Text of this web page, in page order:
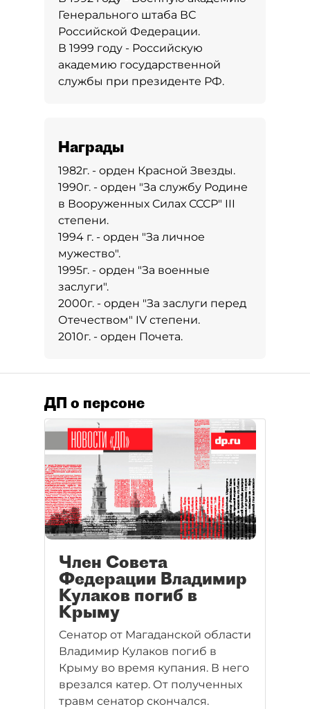
Генерального штаба ВС
Российской Федерации.
В 1999 году - Российскую
академию государственной
службы при президенте РФ.
Награды
1982г. - орден Красной Звезды.
1990г. - орден "За службу Родине
в Вооруженных Силах СССР" III
степени.
1994 г. - орден "За личное
мужество".
1995г. - орден "За военные
заслуги".
2000г. - орден "За заслуги перед
Отечеством" IV степени.
2010г. - орден Почета.
ДП о персоне
Член Совета
Федерации Владимир
Кулаков погиб в
Крыму
Сенатор от Магаданской области
Владимир Кулаков погиб в
Крыму во время купания. В него
врезался катер. От полученных
травм сенатор скончался.